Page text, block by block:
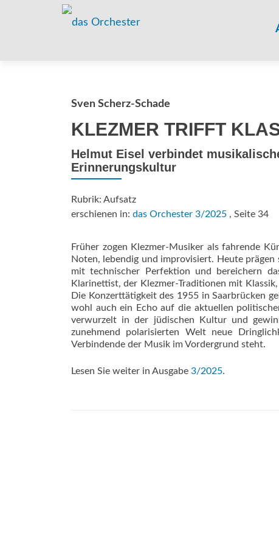
Sven Scherz-Schade
KLEZMER TRIFFT
Helmut Eisel verbindet
Erinnerungskultur
Rubrik: Aufsatz
erschienen in: das Orchester 3/2025 , Seite 34
Früher zogen Klezmer-Musiker als fahrende
Noten, lebendig und improvisiert. Heute prägen
mit technischer Perfektion und bereichern
Klarinettist, der Klezmer-Traditionen mit
Die Konzerttätigkeit des 1955 in Saarbrücken
wohl auch ein Echo auf die aktuellen
verwurzelt in der jüdischen Kultur und
zunehmend polarisierten Welt neue
Verbindende der Musik im Vordergrund steht.
Lesen Sie weiter in Ausgabe 3/2025.